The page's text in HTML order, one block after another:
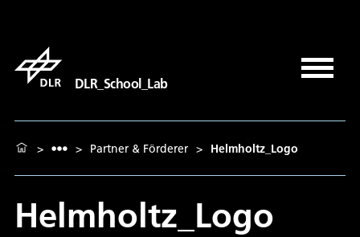
DLR_School_Lab
> > Partner & Förderer > Helmholtz_Logo
Helmholtz_Logo